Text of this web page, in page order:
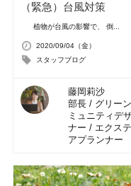
（緊急）台風対策
植物が台風の影響で、 倒...
2020/09/04（金）
スタッフブログ
藤岡莉沙
部長 / グリー
ミュニティデ
ナー / エクス
アプランナー